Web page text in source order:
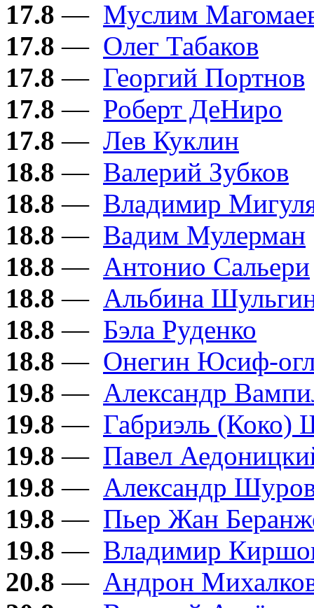
17.8 — Муслим
17.8 — Олег Табаков
17.8 — Георгий Портнов
17.8 — Роберт ДеНиро
17.8 — Лев Куклин
18.8 — Валерий Зубков
18.8 — Владимир
18.8 — Вадим Мулерман
18.8 — Антонио Сальери
18.8 — Альбина
18.8 — Бэла Руденко
18.8 — Онегин Юсиф-
19.8 — Александр
19.8 — Габриэль (Коко)
19.8 — Павел
19.8 — Александр
19.8 — Пьер Жан
19.8 — Владимир
20.8 — Андрон